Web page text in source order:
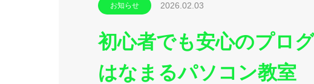
お知らせ 2026.02.03
初心者でも安心のプロ
はなまるパソコン教室